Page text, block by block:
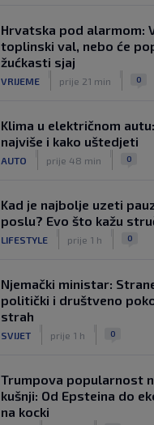
Hrvatska pod alarmom:
toplinski val, nebo će
žućkasti sjaj
VRIJEME prije 21 min 0
Klima u električnom
najviše i kako uštedjeti
AUTO prije 48 min 0
Kad je najbolje uzeti
poslu? Evo što kažu
LIFESTYLE prije 1 h 0
Njemački ministar:
politički i društveno
strah
SVIJET prije 1 h 0
Trumpova popularnost
kušnji: Od Epsteina do
na kocki